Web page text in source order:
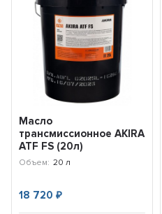
Масло
трансмиссионное AKIRA
ATF FS (20л)
A00033245-020
Объем: 20 л
18 720₽